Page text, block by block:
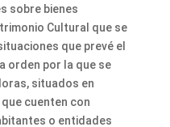
sobre bienes
Cultural que se
que prevé el
orden por la que se
situados en
cuenten con
o entidades